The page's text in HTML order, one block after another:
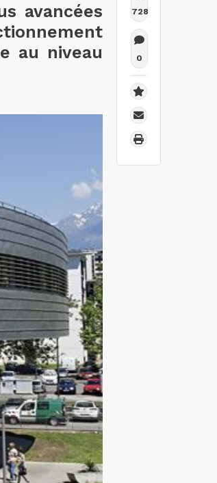
avancées
au niveau
728
0